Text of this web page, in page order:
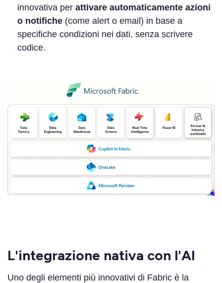
innovativa per attivare automaticamente azioni
o notifiche (come alert o email) in base a
specifiche condizioni nei dati, senza scrivere
codice.
L'integrazione nativa con l'AI
Uno degli elementi più innovativi di Fabric è la